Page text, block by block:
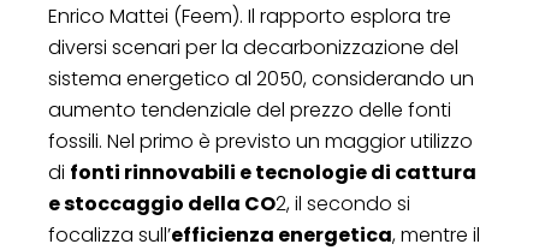
Enrico Mattei (Feem). Il rapporto esplora tre
diversi scenari per la decarbonizzazione del
sistema energetico al 2050, considerando un
aumento tendenziale del prezzo delle fonti
fossili. Nel primo è previsto un maggior utilizzo
di fonti rinnovabili e tecnologie di cattura
e stoccaggio della CO2, il secondo si
focalizza sull’efficienza energetica, mentre il